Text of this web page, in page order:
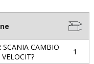
SCANIA CAMBIO
1